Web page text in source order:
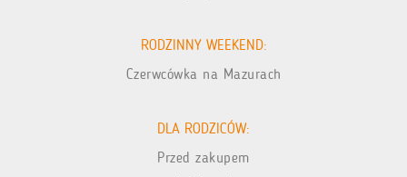
RODZINNY WEEKEND:
Czerwcówka na Mazurach
DLA RODZICÓW:
Przed zakupem